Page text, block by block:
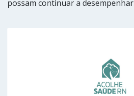
possam continuar a